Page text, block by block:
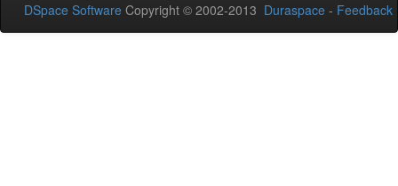
DSpace Software Copyright © 2002-2013 Duraspace - Feedback